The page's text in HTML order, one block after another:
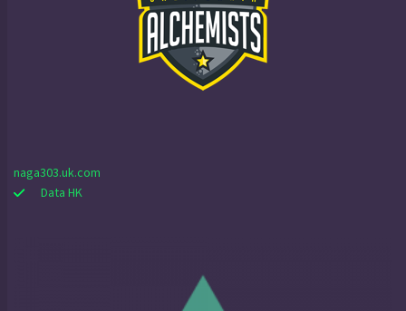
naga303.uk.com
Data HK